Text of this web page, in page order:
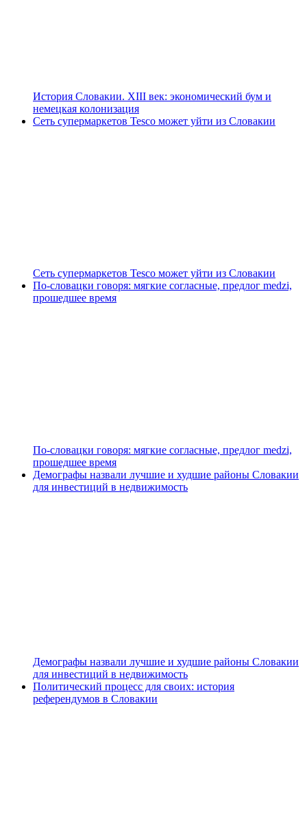
История Словакии. XIII век: экономический бум и
немецкая колонизация
Сеть супермаркетов Tesco может уйти из Словакии
Сеть супермаркетов Tesco может уйти из Словакии
По-словацки говоря: мягкие согласные, предлог medzi,
прошедшее время
По-словацки говоря: мягкие согласные, предлог medzi,
прошедшее время
Демографы назвали лучшие и худшие районы Словакии
для инвестиций в недвижимость
Демографы назвали лучшие и худшие районы Словакии
для инвестиций в недвижимость
Политический процесс для своих: история
референдумов в Словакии